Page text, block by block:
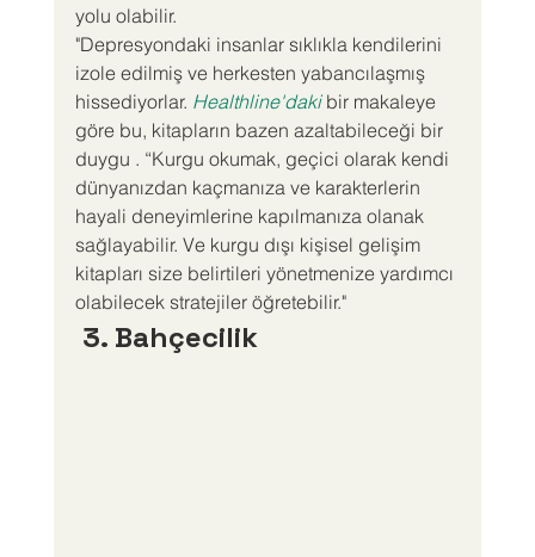
yolu olabilir.
"Depresyondaki insanlar sıklıkla kendilerini
izole edilmiş ve herkesten yabancılaşmış
hissediyorlar. Healthline'daki bir makaleye
göre bu, kitapların bazen azaltabileceği bir
duygu . “Kurgu okumak, geçici olarak kendi
dünyanızdan kaçmanıza ve karakterlerin
hayali deneyimlerine kapılmanıza olanak
sağlayabilir. Ve kurgu dışı kişisel gelişim
kitapları size belirtileri yönetmenize yardımcı
olabilecek stratejiler öğretebilir."
3. Bahçecilik